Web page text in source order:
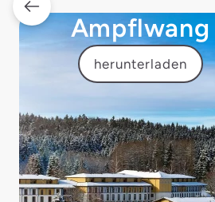
Ampflwang
herunterladen